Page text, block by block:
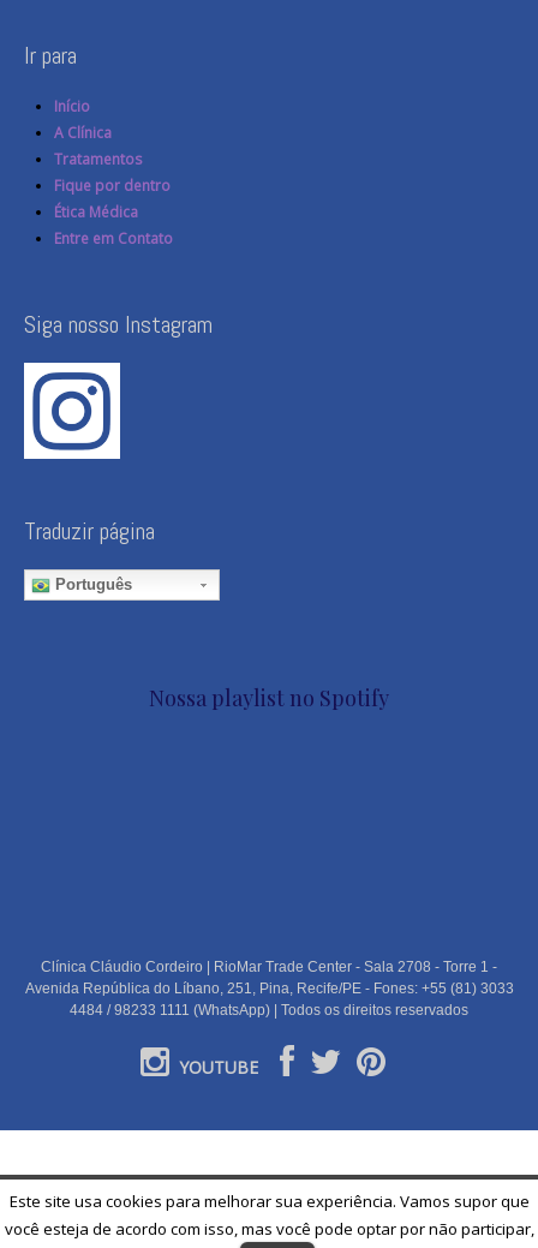
Ir para
Início
A Clínica
Tratamentos
Fique por dentro
Ética Médica
Entre em Contato
Siga nosso Instagram
Traduzir página
Português
Nossa playlist no Spotify
Clínica Cláudio Cordeiro | RioMar Trade Center - Sala 2708 - Torre 1 -
Avenida República do Líbano, 251, Pina, Recife/PE - Fones: +55 (81) 3033
4484 / 98233 1111 (WhatsApp) | Todos os direitos reservados
YOUTUBE
Este site usa cookies para melhorar sua experiência. Vamos supor que
você esteja de acordo com isso, mas você pode optar por não participar,